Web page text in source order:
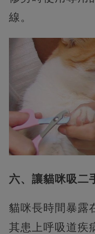
線。
六、讓貓咪吸二
貓咪長時間暴露
其患上呼吸道疾